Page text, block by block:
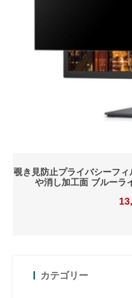
覗き見防止プライバシーフ
や消し加工面 ブルーラ
カテゴリー